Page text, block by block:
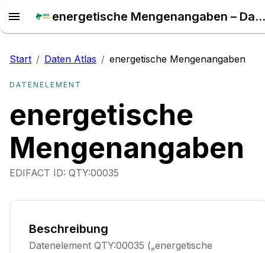
energetische Mengenangaben – Daten Atlas
Start / Daten Atlas / energetische Mengenangaben
DATENELEMENT
energetische
Mengenangaben
EDIFACT ID: QTY:00035
Beschreibung
Datenelement QTY:00035 („energetische